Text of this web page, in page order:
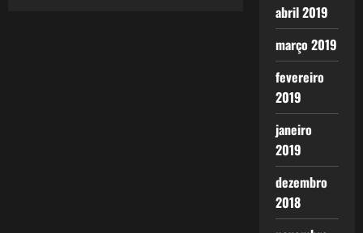
abril 2019
março 2019
fevereiro
2019
janeiro
2019
dezembro
2018